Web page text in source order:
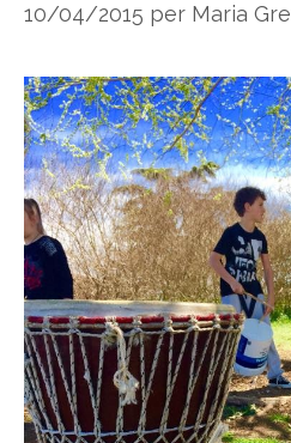
10/04/2015 per Maria